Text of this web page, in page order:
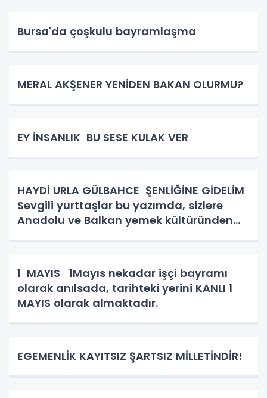
Bursa'da çoşkulu bayramlaşma
MERAL AKŞENER YENİDEN BAKAN OLURMU?
EY İNSANLIK BU SESE KULAK VER
HAYDİ URLA GÜLBAHCE ŞENLİĞİNE GİDELİM
Sevgili yurttaşlar bu yazımda, sizlere
Anadolu ve Balkan yemek kültüründen
1 MAYIS 1Mayıs nekadar işçi bayramı
olarak anılsada, tarihteki yerini KANLI 1
MAYIS olarak almaktadır.
EGEMENLİK KAYITSIZ ŞARTSIZ MİLLETİNDİR!